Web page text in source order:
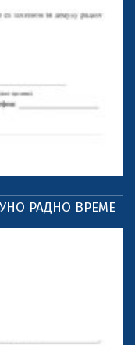
РАДНО ВРЕМЕ